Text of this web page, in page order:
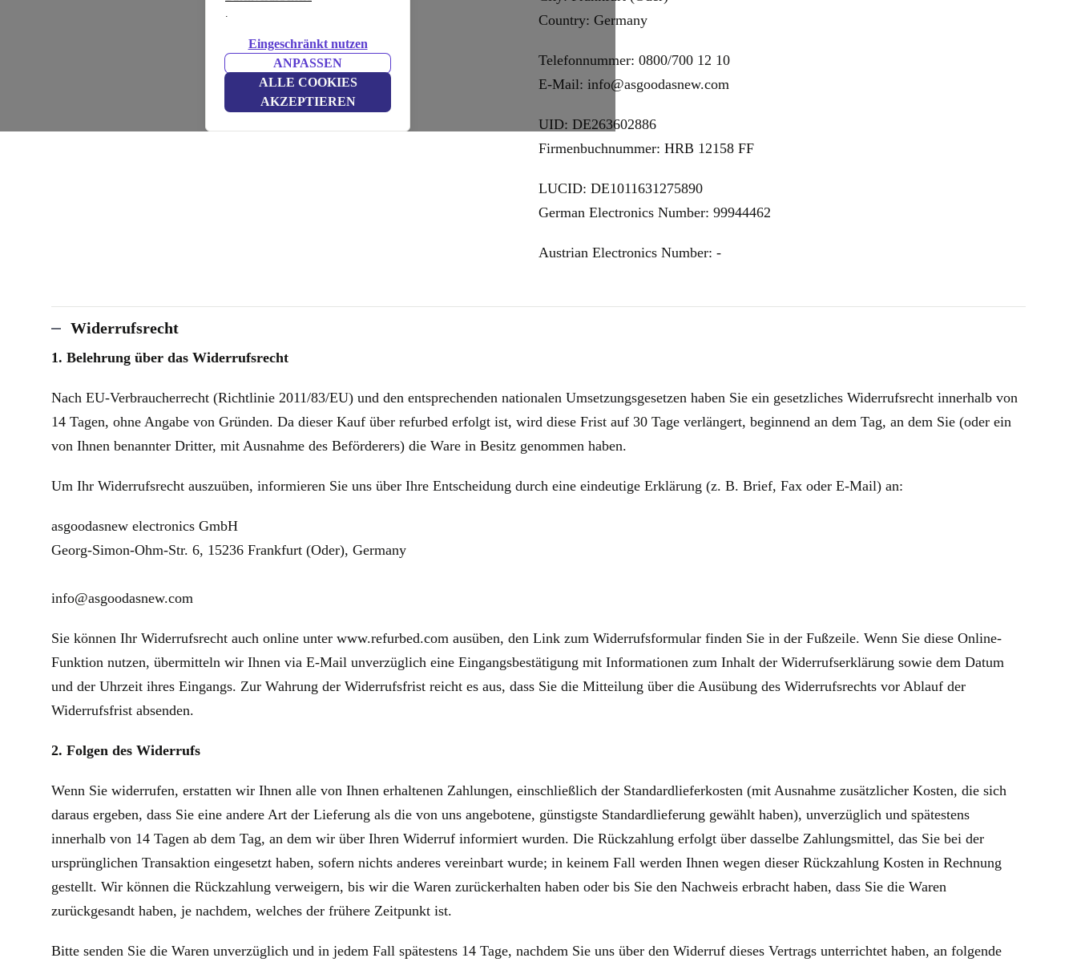
.
Eingeschränkt nutzen
ANPASSEN
ALLE COOKIES
AKZEPTIEREN
Country: Germany
Telefonnummer: 0800/700 12 10
E-Mail: info@asgoodasnew.com
UID: DE263602886
Firmenbuchnummer: HRB 12158 FF
LUCID: DE1011631275890
German Electronics Number: 99944462
Austrian Electronics Number: -
Widerrufsrecht
1. Belehrung über das Widerrufsrecht
Nach EU-Verbraucherrecht (Richtlinie 2011/83/EU) und den entsprechenden nationalen Umsetzungsgesetzen haben Sie ein gesetzliches Widerrufsrecht innerhalb von
14 Tagen, ohne Angabe von Gründen. Da dieser Kauf über refurbed erfolgt ist, wird diese Frist auf 30 Tage verlängert, beginnend an dem Tag, an dem Sie (oder ein
von Ihnen benannter Dritter, mit Ausnahme des Beförderers) die Ware in Besitz genommen haben.
Um Ihr Widerrufsrecht auszuüben, informieren Sie uns über Ihre Entscheidung durch eine eindeutige Erklärung (z. B. Brief, Fax oder E‑Mail) an:
asgoodasnew electronics GmbH
Georg-Simon-Ohm-Str. 6, 15236 Frankfurt (Oder), Germany
info@asgoodasnew.com
Sie können Ihr Widerrufsrecht auch online unter www.refurbed.com ausüben, den Link zum Widerrufsformular finden Sie in der Fußzeile. Wenn Sie diese Online-
Funktion nutzen, übermitteln wir Ihnen via E-Mail unverzüglich eine Eingangsbestätigung mit Informationen zum Inhalt der Widerrufserklärung sowie dem Datum
und der Uhrzeit ihres Eingangs. Zur Wahrung der Widerrufsfrist reicht es aus, dass Sie die Mitteilung über die Ausübung des Widerrufsrechts vor Ablauf der
Widerrufsfrist absenden.
2. Folgen des Widerrufs
Wenn Sie widerrufen, erstatten wir Ihnen alle von Ihnen erhaltenen Zahlungen, einschließlich der Standardlieferkosten (mit Ausnahme zusätzlicher Kosten, die sich
daraus ergeben, dass Sie eine andere Art der Lieferung als die von uns angebotene, günstigste Standardlieferung gewählt haben), unverzüglich und spätestens
innerhalb von 14 Tagen ab dem Tag, an dem wir über Ihren Widerruf informiert wurden. Die Rückzahlung erfolgt über dasselbe Zahlungsmittel, das Sie bei der
ursprünglichen Transaktion eingesetzt haben, sofern nichts anderes vereinbart wurde; in keinem Fall werden Ihnen wegen dieser Rückzahlung Kosten in Rechnung
gestellt. Wir können die Rückzahlung verweigern, bis wir die Waren zurückerhalten haben oder bis Sie den Nachweis erbracht haben, dass Sie die Waren
zurückgesandt haben, je nachdem, welches der frühere Zeitpunkt ist.
Bitte senden Sie die Waren unverzüglich und in jedem Fall spätestens 14 Tage, nachdem Sie uns über den Widerruf dieses Vertrags unterrichtet haben, an folgende